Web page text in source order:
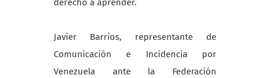
derecho a aprender.
Javier Barrios, representante de
Comunicación e Incidencia por
Venezuela ante la Federación